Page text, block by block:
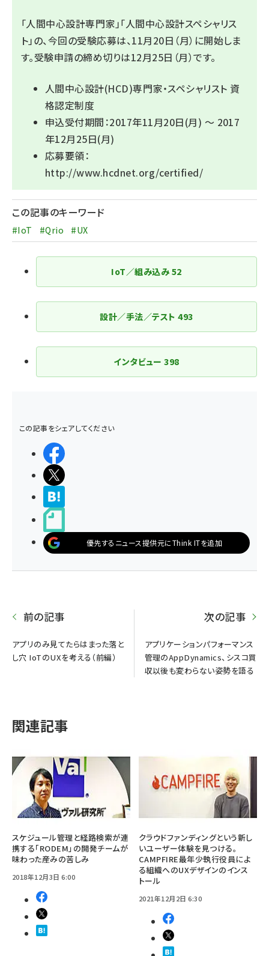
「人間中心設計専門家」「人間中心設計スペシャリス
ト」の、今回の受験応募は、11月20日（月）に開始しま
す。受験申請の締め切りは12月25日（月）です。
人間中心設計(HCD)専門家・スペシャリスト 資
格認定制度
申込受付期間：2017年11月20日(月) ～ 2017
年12月25日(月)
応募要領：
http://www.hcdnet.org/certified/
この記事のキーワード
#IoT #Qrio #UX
IoT／組み込み 52
設計／手法／テスト493
インタビュー398
この記事をシェアしてください
優先するニュース提供元にThink ITを追加
前の記事
アプリのみ見てたらはまった落と
し穴 IoTのUXを考える（前編）
次の記事
アプリケーションパフォーマンス
管理のAppDynamics、シスコ買
収以後も変わらない姿勢を語る
関連記事
スケジュール管理と経路検索が連
携する「RODEM」の開発チームが
味わった産みの苦しみ
2018年12月3日 6:00
クラウドファンディングという新し
いユーザー体験を見つける。
CAMPFIRE最年少執行役員によ
る組織へのUXデザインのインス
トール
2021年12月2日 6:30